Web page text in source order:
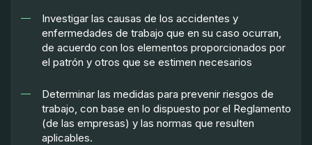
Investigar las causas de los accidentes y
enfermedades de trabajo que en su caso ocurran,
de acuerdo con los elementos proporcionados por
el patrón y otros que se estimen necesarios
Determinar las medidas para prevenir riesgos de
trabajo, con base en lo dispuesto por el Reglamento
(de las empresas) y las normas que resulten
aplicables.